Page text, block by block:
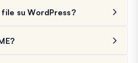
su WordPress?